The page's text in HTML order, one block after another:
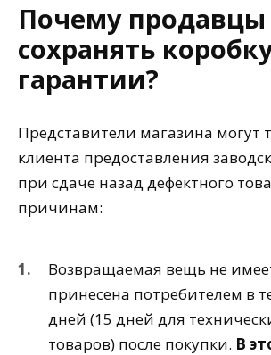
Почему продавцы
сохранять
гарантии?
Представители магазина могут
клиента предоставления
при сдаче назад дефектного
причинам:
Возвращаемая вещь не
принесена потребителем в
дней (15 дней для
товаров) после покупки. В